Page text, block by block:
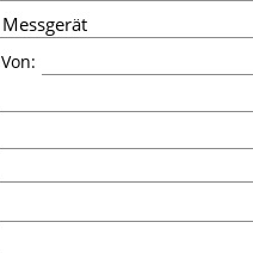
Von: